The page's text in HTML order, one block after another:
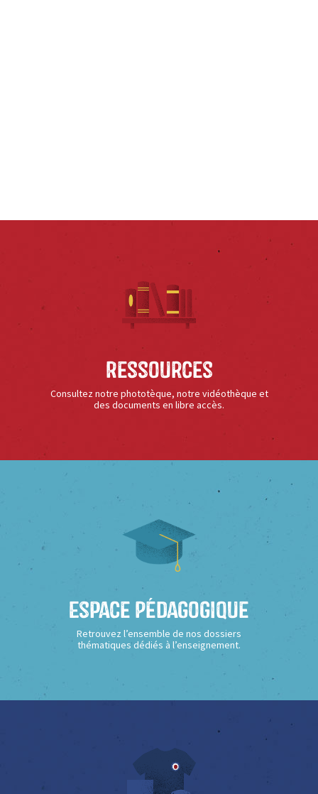
Ressources
Consultez notre phototèque, notre vidéothèque et
des documents en libre accès.
Espace Pédagogique
Retrouvez l’ensemble de nos dossiers
thématiques dédiés à l’enseignement.